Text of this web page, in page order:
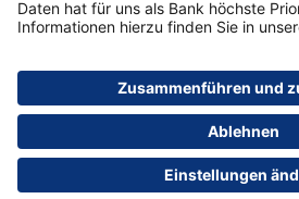
E-Mail-Adresse
Datenschutz
Über uns